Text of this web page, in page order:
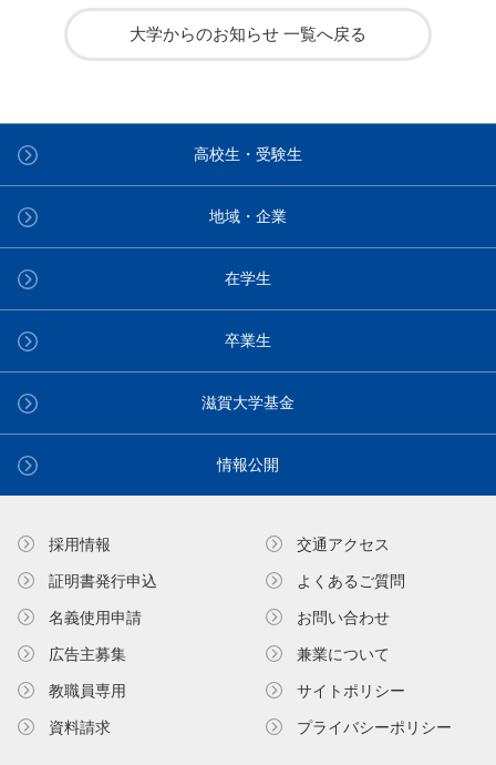
大学からのお知らせ 一覧へ戻る
高校生・受験生
地域・企業
在学生
卒業生
滋賀大学基金
情報公開
採用情報
証明書発⾏申込
名義使⽤申請
広告主募集
教職員専⽤
資料請求
交通アクセス
よくあるご質問
お問い合わせ
兼業について
サイトポリシー
プライバシーポリシー